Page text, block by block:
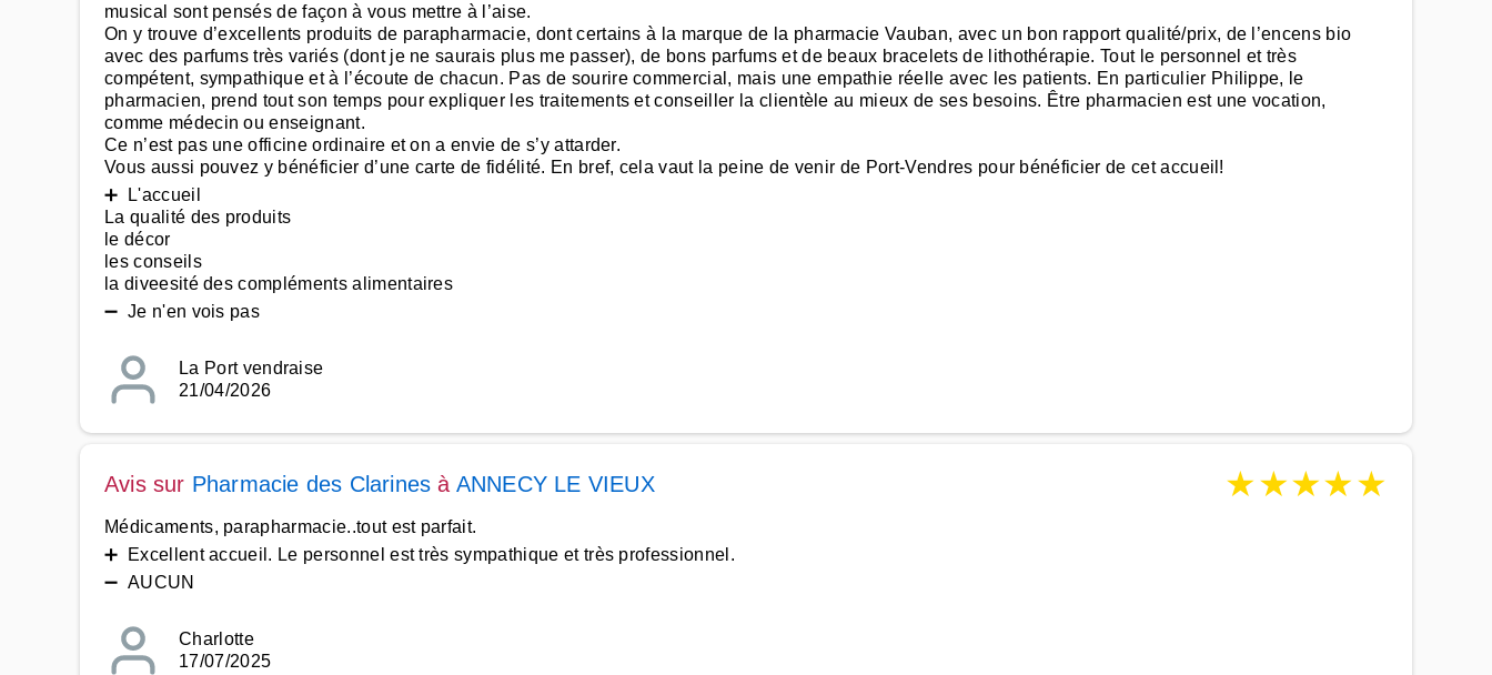
musical sont pensés de façon à vous mettre à l’aise.
On y trouve d’excellents produits de parapharmacie, dont certains à la marque de la pharmacie Vauban, avec un bon rapport qualité/prix, de l’encens bio
avec des parfums très variés (dont je ne saurais plus me passer), de bons parfums et de beaux bracelets de lithothérapie. Tout le personnel et très
compétent, sympathique et à l’écoute de chacun. Pas de sourire commercial, mais une empathie réelle avec les patients. En particulier Philippe, le
pharmacien, prend tout son temps pour expliquer les traitements et conseiller la clientèle au mieux de ses besoins. Être pharmacien est une vocation,
comme médecin ou enseignant.
Ce n’est pas une officine ordinaire et on a envie de s’y attarder.
Vous aussi pouvez y bénéficier d’une carte de fidélité. En bref, cela vaut la peine de venir de Port-Vendres pour bénéficier de cet accueil!
➕ L'accueil
La qualité des produits
le décor
les conseils
la diveesité des compléments alimentaires
➖ Je n'en vois pas
La Port vendraise
21/04/2026
Avis sur Pharmacie des Clarines à ANNECY LE VIEUX ★★★★★
Médicaments, parapharmacie..tout est parfait.
➕ Excellent accueil. Le personnel est très sympathique et très professionnel.
➖ AUCUN
Charlotte
17/07/2025